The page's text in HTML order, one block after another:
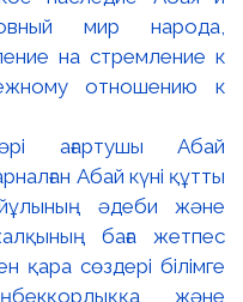
ағартушы Абай
Абай күні құтты
әдеби және
баға жетпес
қара сөздері білімге
және